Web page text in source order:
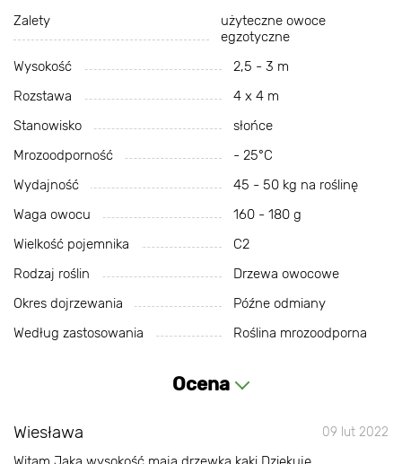
Zalety
użyteczne owoce
egzotyczne
Wysokość
2,5 - 3 m
Rozstawa
4 x 4 m
Stanowisko
słońce
Mrozoodporność
- 25°С
Wydajność
45 - 50 kg na roślinę
Waga owocu
160 - 180 g
Wielkość pojemnika
C2
Rodzaj roślin
Drzewa owocowe
Okres dojrzewania
Późne odmiany
Według zastosowania
Roślina mrozoodporna
Ocena
Wiesława 09 lut 2022